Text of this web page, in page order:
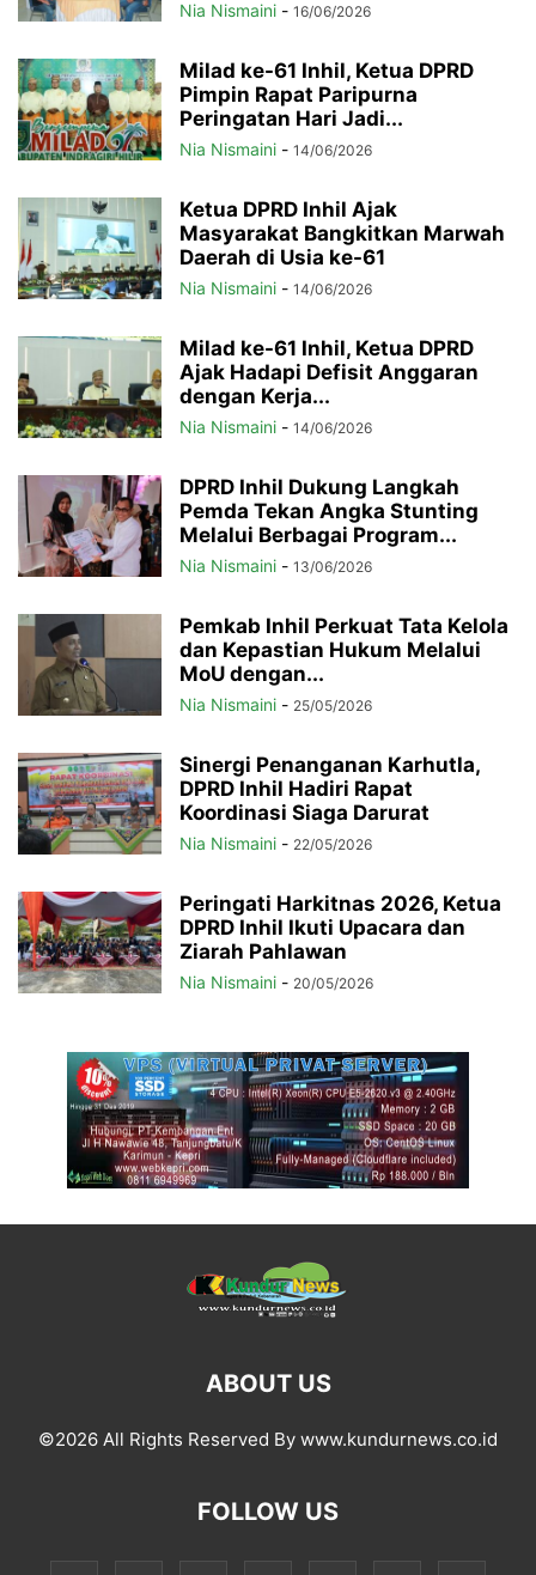
Nia Nismaini - 16/06/2026
Milad ke-61 Inhil, Ketua DPRD
Pimpin Rapat Paripurna
Peringatan Hari Jadi...
Nia Nismaini - 14/06/2026
Ketua DPRD Inhil Ajak
Masyarakat Bangkitkan Marwah
Daerah di Usia ke-61
Nia Nismaini - 14/06/2026
Milad ke-61 Inhil, Ketua DPRD
Ajak Hadapi Defisit Anggaran
dengan Kerja...
Nia Nismaini - 14/06/2026
DPRD Inhil Dukung Langkah
Pemda Tekan Angka Stunting
Melalui Berbagai Program...
Nia Nismaini - 13/06/2026
Pemkab Inhil Perkuat Tata Kelola
dan Kepastian Hukum Melalui
MoU dengan...
Nia Nismaini - 25/05/2026
Sinergi Penanganan Karhutla,
DPRD Inhil Hadiri Rapat
Koordinasi Siaga Darurat
Nia Nismaini - 22/05/2026
Peringati Harkitnas 2026, Ketua
DPRD Inhil Ikuti Upacara dan
Ziarah Pahlawan
Nia Nismaini - 20/05/2026
ABOUT US
©2026 All Rights Reserved By www.kundurnews.co.id
FOLLOW US